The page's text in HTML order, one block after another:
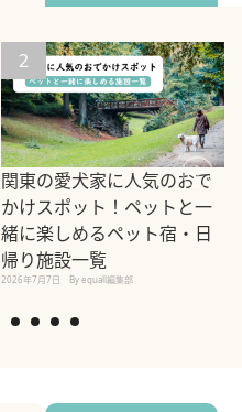
2
関東の愛犬家に人気のおで
かけスポット！ペットと一
緒に楽しめるペット宿・日
帰り施設一覧
2026年7月7日 By equall編集部